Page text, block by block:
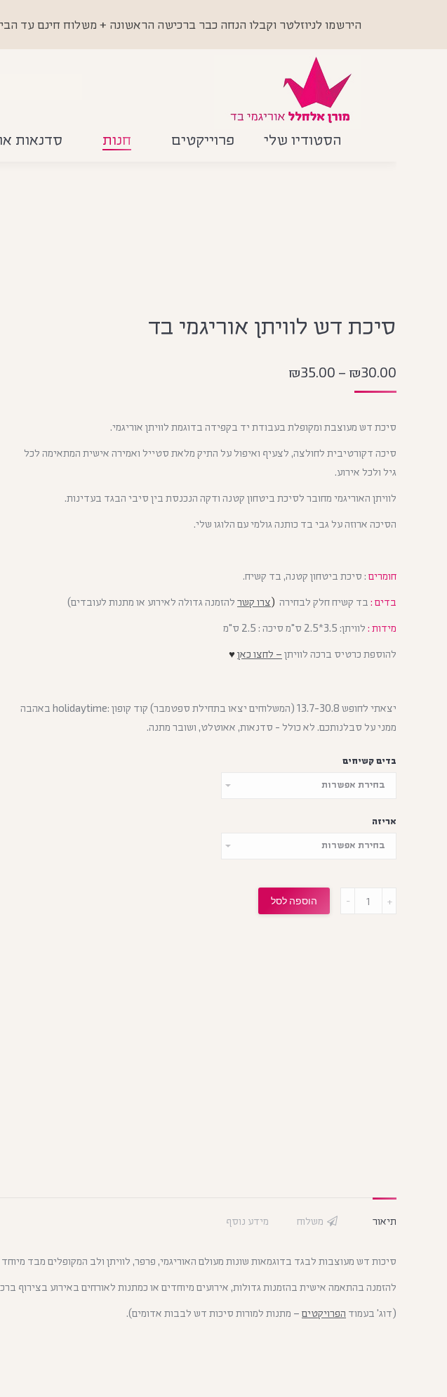
הסטודיו שלי פרוייקטים חנות סדנאות
סיכת דש לוויתן אוריגמי בד
₪30.00
–
₪35.00
סיכת דש מעוצבת ומקופלת בעבודת יד בקפידה בדוגמת לוויתן אוריגמי.
סיכה דקורטיבית לחולצה, לצעיף ואיפול על התיק מלאת סטייל ואמירה אישית המתאימה לכל
גיל ולכל אירוע.
לוויתן האוריגמי מחובר לסיכת ביטחון קטנה ודקה הנכנסת בין סיבי הבגד בעדינות.
הסיכה ארוזה על גבי בד כותנה גולמי עם הלוגו שלי.
חומרים : סיכת ביטחון קטנה, בד קשיח.
בדים : בד קשיח חלק לבחירה (צרו קשר להזמנה גדולה לאירוע או מתנות לעובדים)
מידות : לוויתן: 3.5*2.5 ס"מ סיכה : 2.5 ס"מ
להוספת כרטיס ברכה לוויתן – לחצו כאן ♥
יצאתי לחופש 13.7-30.8 (המשלוחים יצאו בתחילת ספטמבר) קוד קופון :holidaytime באהבה
ממני על סבלנותכם. לא כולל - סדנאות, אאוטלט, ושובר מתנה.
בדים קשיחים
אריזה
הוספה לסל
תיאור משלוח מידע נוסף
סיכות דש מעוצבות לבגד בדוגמאות שונות מעולם האוריגמי, פרפר, לוויתן ולב המקופלים מבד מיוחד
להזמנה בהתאמה אישית בהזמנות גדולות, אירועים מיוחדים או כמתנות לאורחים באירוע בצירוף
(דוג' בעמוד הפרויקטים – מתנות למורות סיכות דש לבבות אדומים).
הירשמו לניוזלטר וקבלו הנחה כבר ברכישה הראשונה + משלוח חינם עד הבית